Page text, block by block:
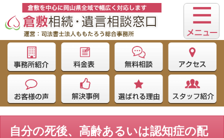
自分の死後、高齢あるいは認知症の配